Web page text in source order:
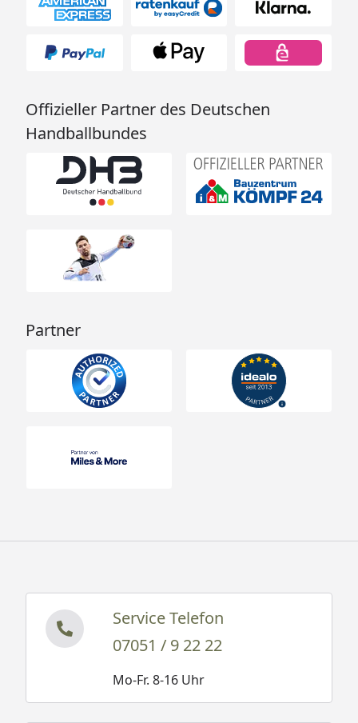
Offizieller Partner des Deutschen
Handballbundes
Partner
Service Telefon
07051 / 9 22 22
Mo-Fr. 8-16 Uhr